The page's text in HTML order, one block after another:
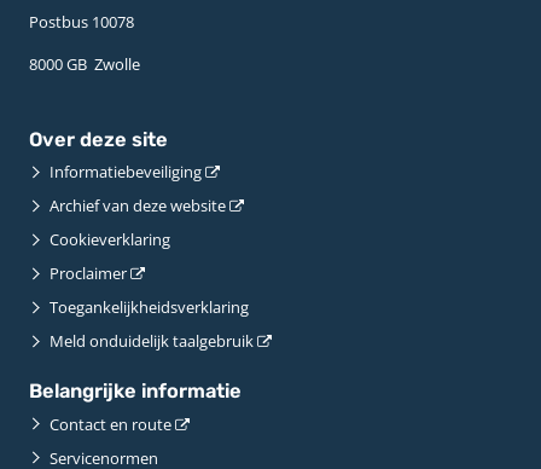
Postbus 10078 ­
8000 GB ­ Zwolle
Over deze site
Informatiebeveiliging
Archief van deze website
Cookieverklaring
Proclaimer
Toegankelijkheidsverklaring
Meld onduidelijk taalgebruik
Belangrijke informatie
Contact en route
Servicenormen